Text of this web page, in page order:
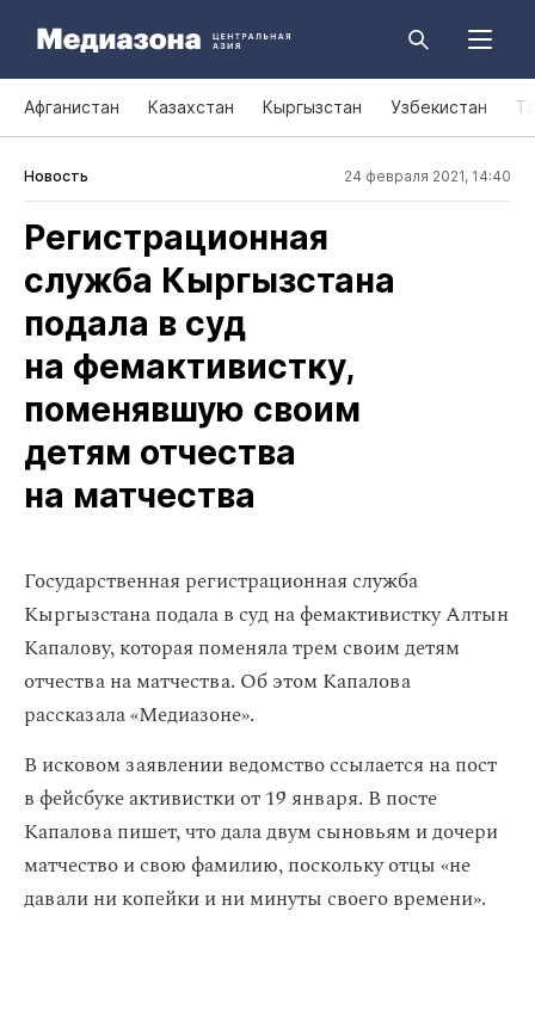
Афганистан Казахстан Кыргызстан Узбекистан
Новость 24 февраля 2021, 14:40
Регистрационная
служба Кыргызстана
подала в суд
на фемактивистку,
поменявшую своим
детям отчества
на матчества
Государственная регистрационная служба
Кыргызстана подала в суд на фемактивистку Алтын
Капалову, которая поменяла трем своим детям
отчества на матчества. Об этом Капалова
рассказала «Медиазоне».
В исковом заявлении ведомство ссылается на пост
в фейсбуке активистки от 19 января. В посте
Капалова пишет, что дала двум сыновьям и дочери
матчество и свою фамилию, поскольку отцы «не
давали ни копейки и ни минуты своего времени».